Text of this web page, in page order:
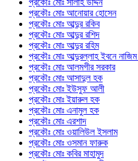
প্রকৌঃ মোঃ সালাহ উদ্দিন
প্রকৌঃ মোঃ আনোয়ার হোসেন
প্রকৌঃ মোঃ আব্দুর রকিব
প্রকৌঃ মোঃ আব্দুর রশিদ
প্রকৌঃ মোঃ আব্দুর রহিম
প্রকৌঃ মোঃ আব্দুরল্লাহ ইবনে নাজিম
প্রকৌঃ মোঃ আলমগীর সরকার
প্রকৌঃ মোঃ আসাদুল হক
প্রকৌঃ মোঃ ইউসুফ আলী
প্রকৌঃ মোঃ ইয়ারুল হক
প্রকৌঃ মোঃ এনামুল হক
প্রকৌঃ মোঃ এরশাদ
প্রকৌঃ মোঃ ওয়ালিউল ইসলাম
প্রকৌঃ মোঃ ওসমান ফারুক
প্রকৌঃ মোঃ কবির মাহামুদ